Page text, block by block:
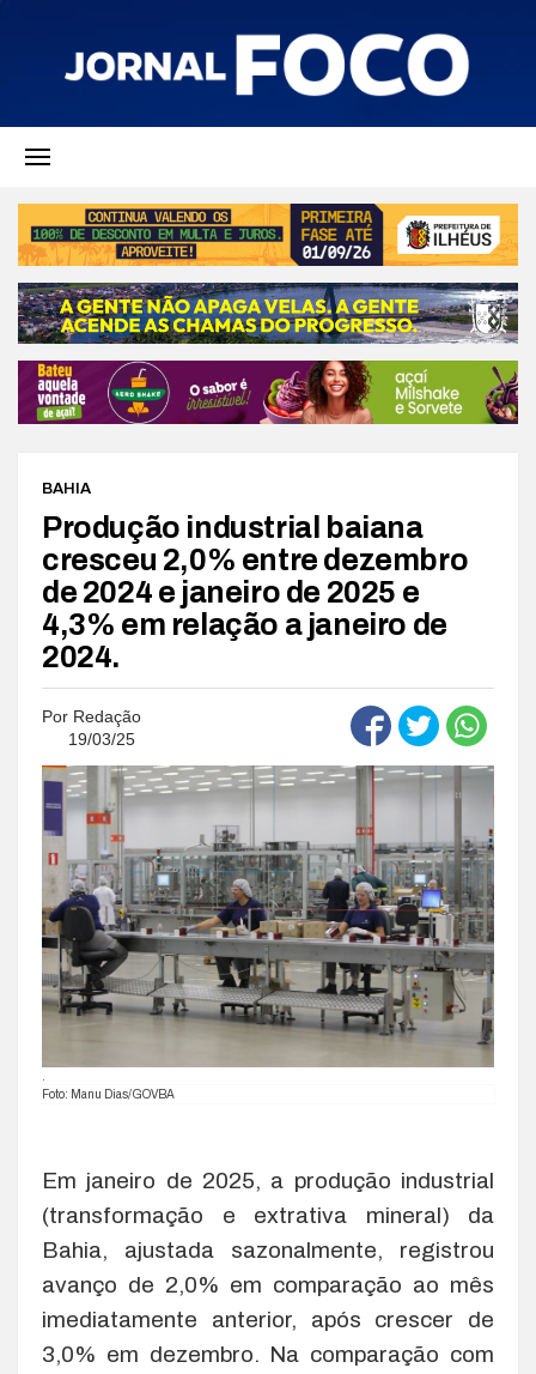
BAHIA
Produção industrial baiana
cresceu 2,0% entre dezembro
de 2024 e janeiro de 2025 e
4,3% em relação a janeiro de
2024.
Por Redação
19/03/25
Foto: Manu Dias/GOVBA
Em janeiro de 2025, a produção industrial
(transformação e extrativa mineral) da
Bahia, ajustada sazonalmente, registrou
avanço de 2,0% em comparação ao mês
imediatamente anterior, após crescer de
3,0% em dezembro. Na comparação com